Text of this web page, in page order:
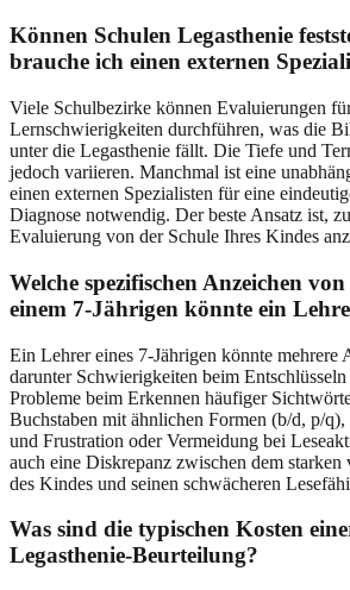
Können Schulen Legasthenie
brauche ich einen externen
Viele Schulbezirke können Evaluierungen
Lernschwierigkeiten durchführen, was die
unter die Legasthenie fällt. Die Tiefe und
jedoch variieren. Manchmal ist eine
einen externen Spezialisten für eine
Diagnose notwendig. Der beste Ansatz ist,
Evaluierung von der Schule Ihres Kindes
Welche spezifischen Anzeichen
einem 7-Jährigen könnte ein
Ein Lehrer eines 7-Jährigen könnte mehrere
darunter Schwierigkeiten beim
Probleme beim Erkennen häufiger
Buchstaben mit ähnlichen Formen (b/d, p/
und Frustration oder Vermeidung bei
auch eine Diskrepanz zwischen dem starken
des Kindes und seinen schwächeren
Was sind die typischen Kosten
Legasthenie-Beurteilung?